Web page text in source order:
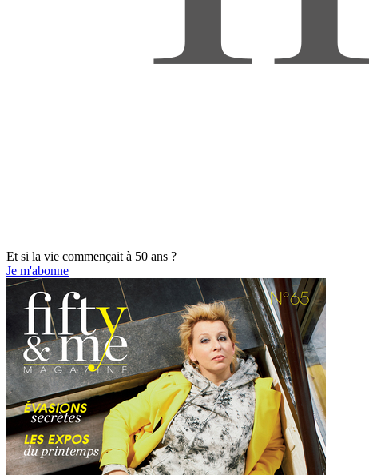
Et si la vie commençait à 50 ans ?
Je m'abonne